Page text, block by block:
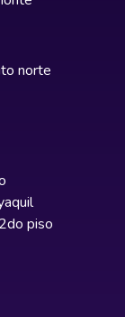
norte
piso